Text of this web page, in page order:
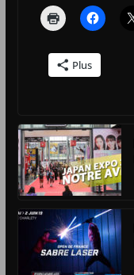
Plus